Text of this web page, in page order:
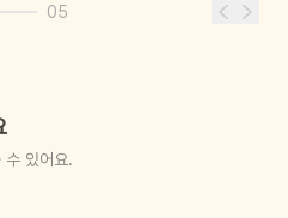
05
수 있어요.